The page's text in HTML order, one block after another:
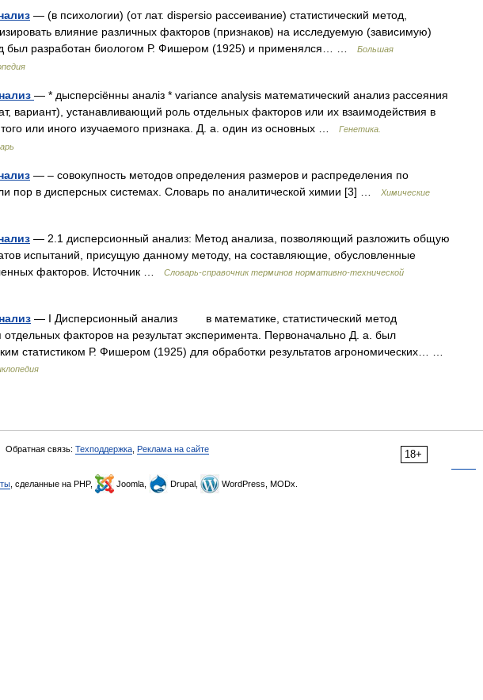
— (в психологии) (от лат. dispersio рассеивание) статистический метод,
влияние различных факторов (признаков) на исследуемую (зависимую)
был разработан биологом Р. Фишером (1925) и применялся… …
Большая
— * дысперсіённы аналіз * variance analysis математический анализ рассеяния
вариант), устанавливающий роль отдельных факторов или их взаимодействия в
или иного изучаемого признака. Д. а. один из основных …
Генетика.
— – совокупность методов определения размеров и распределения по
пор в дисперсных системах. Словарь по аналитической химии [3] …
Химические
— 2.1 дисперсионный анализ: Метод анализа, позволяющий разложить общую
испытаний, присущую данному методу, на составляющие, обусловленные
факторов. Источник …
Словарь-справочник терминов нормативно-технической
— I Дисперсионный анализ в математике, статистический метод
факторов на результат эксперимента. Первоначально Д. а. был
статистиком Р. Фишером (1925) для обработки результатов агрономических… …
18+
Обратная связь: Техподдержка Реклама на сайте
, сделанные на PHP, Joomla, Drupal, WordPress, MODx.